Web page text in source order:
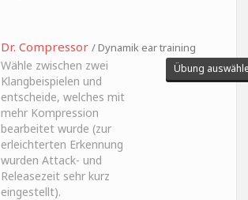
Dr. Compressor / Dynamik ear training
Wähle zwischen zwei
Klangbeispielen und
entscheide, welches mit
mehr Kompression
bearbeitet wurde (zur
erleichterten Erkennung
wurden Attack- und
Releasezeit sehr kurz
eingestellt).
Übung